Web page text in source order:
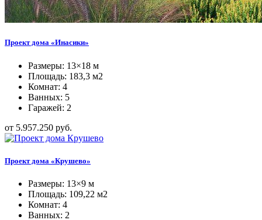
Проект дома «Инасики»
Размеры: 13×18 м
Площадь: 183,3 м2
Комнат: 4
Ванных: 5
Гаражей: 2
от 5.957.250 руб.
Проект дома «Крушево»
Размеры: 13×9 м
Площадь: 109,22 м2
Комнат: 4
Ванных: 2